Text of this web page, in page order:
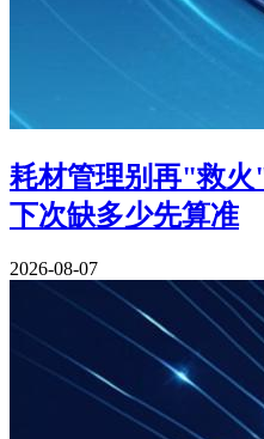
耗材管理别再"救
下次缺多少先算准
2026-08-07